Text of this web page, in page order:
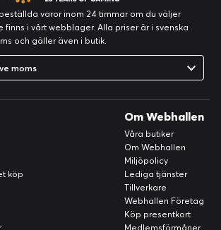
varor inom 24 timmar om du väljer
finns i vårt webblager. Alla priser är i svenska
och gäller även i butik.
moms
köp
Om Webhallen
Våra butiker
Om Webhallen
Miljöpolicy
Lediga tjänster
Tillverkare
Webhallen Företag
Köp presentkort
Medlemsförmåner